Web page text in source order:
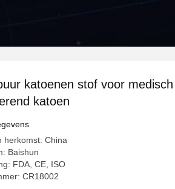
katoenen stof voor medisch
katoen
herkomst: China
Baishun
FDA, CE, ISO
CR18002